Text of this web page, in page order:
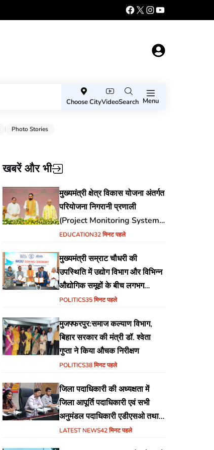
Choose CityVideoSearch Menu
Photo Stories
खबरें और भी
मुख्यमंत्री क्षेत्र विकास योजना अंतर्गत
परियोजना निगरानी प्रणाली
(Project Monitoring System)
वेब पोर्टल का शुभारंभ
EDUCATION32 मिनट पहले
मुख्यमंत्री सम्राट चौधरी की
उपस्थिति में उद्योग विभाग और विभिन्न
औद्योगिक समूहों के बीच लगभग
₹51,600 करोड़ के निवेश हेतु
POLITICS35 मिनट पहले
मुजफ्फरपुर:समाज कल्याण विभाग,
बिहार सरकार की मंत्री डॉ. श्वेता
गुप्ता ने किया औचक निरीक्षण
POLITICS38 मिनट पहले
जिला पदाधिकारी की अध्यक्षता में
जिला आपूर्ति पदाधिकारी एवं सभी
अनुमंडल पदाधिकारी एडीएसओ तथा
एमोओ के साथ समीक्षा बैठक का
LATEST NEWS42 मिनट पहले